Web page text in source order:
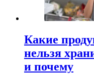
Какие
нельзя
и почему